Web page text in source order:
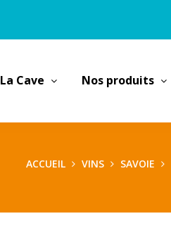
La Cave Nos produits
ACCUEIL VINS SAVOIE